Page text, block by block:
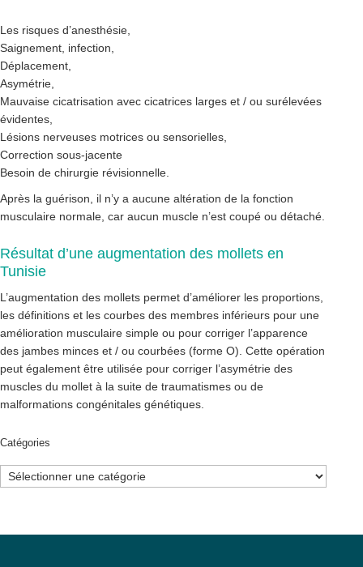
Les risques d’anesthésie,
Saignement, infection,
Déplacement,
Asymétrie,
Mauvaise cicatrisation avec cicatrices larges et / ou surélevées
évidentes,
Lésions nerveuses motrices ou sensorielles,
Correction sous-jacente
Besoin de chirurgie révisionnelle.
Après la guérison, il n’y a aucune altération de la fonction
musculaire normale, car aucun muscle n’est coupé ou détaché.
Résultat d’une augmentation des mollets en
Tunisie
L’augmentation des mollets permet d’améliorer les proportions,
les définitions et les courbes des membres inférieurs pour une
amélioration musculaire simple ou pour corriger l’apparence
des jambes minces et / ou courbées (forme O). Cette opération
peut également être utilisée pour corriger l’asymétrie des
muscles du mollet à la suite de traumatismes ou de
malformations congénitales génétiques.
Catégories
Catégories